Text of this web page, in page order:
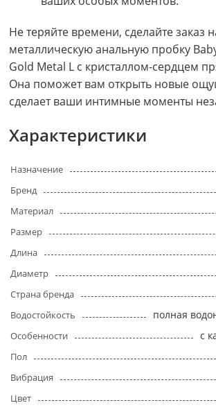
Не теряйте времени, сделайте заказ
металлическую анальную пробку
Gold Metal L с кристаллом-сердцем
Она поможет вам открыть новые
сделает ваши интимные моменты
Характеристики
Назначение
Бренд
Материал
Размер
Длина
Диаметр
Страна бренда
Водостойкость полная
Особенности с
Пол
Вибрация
Цвет